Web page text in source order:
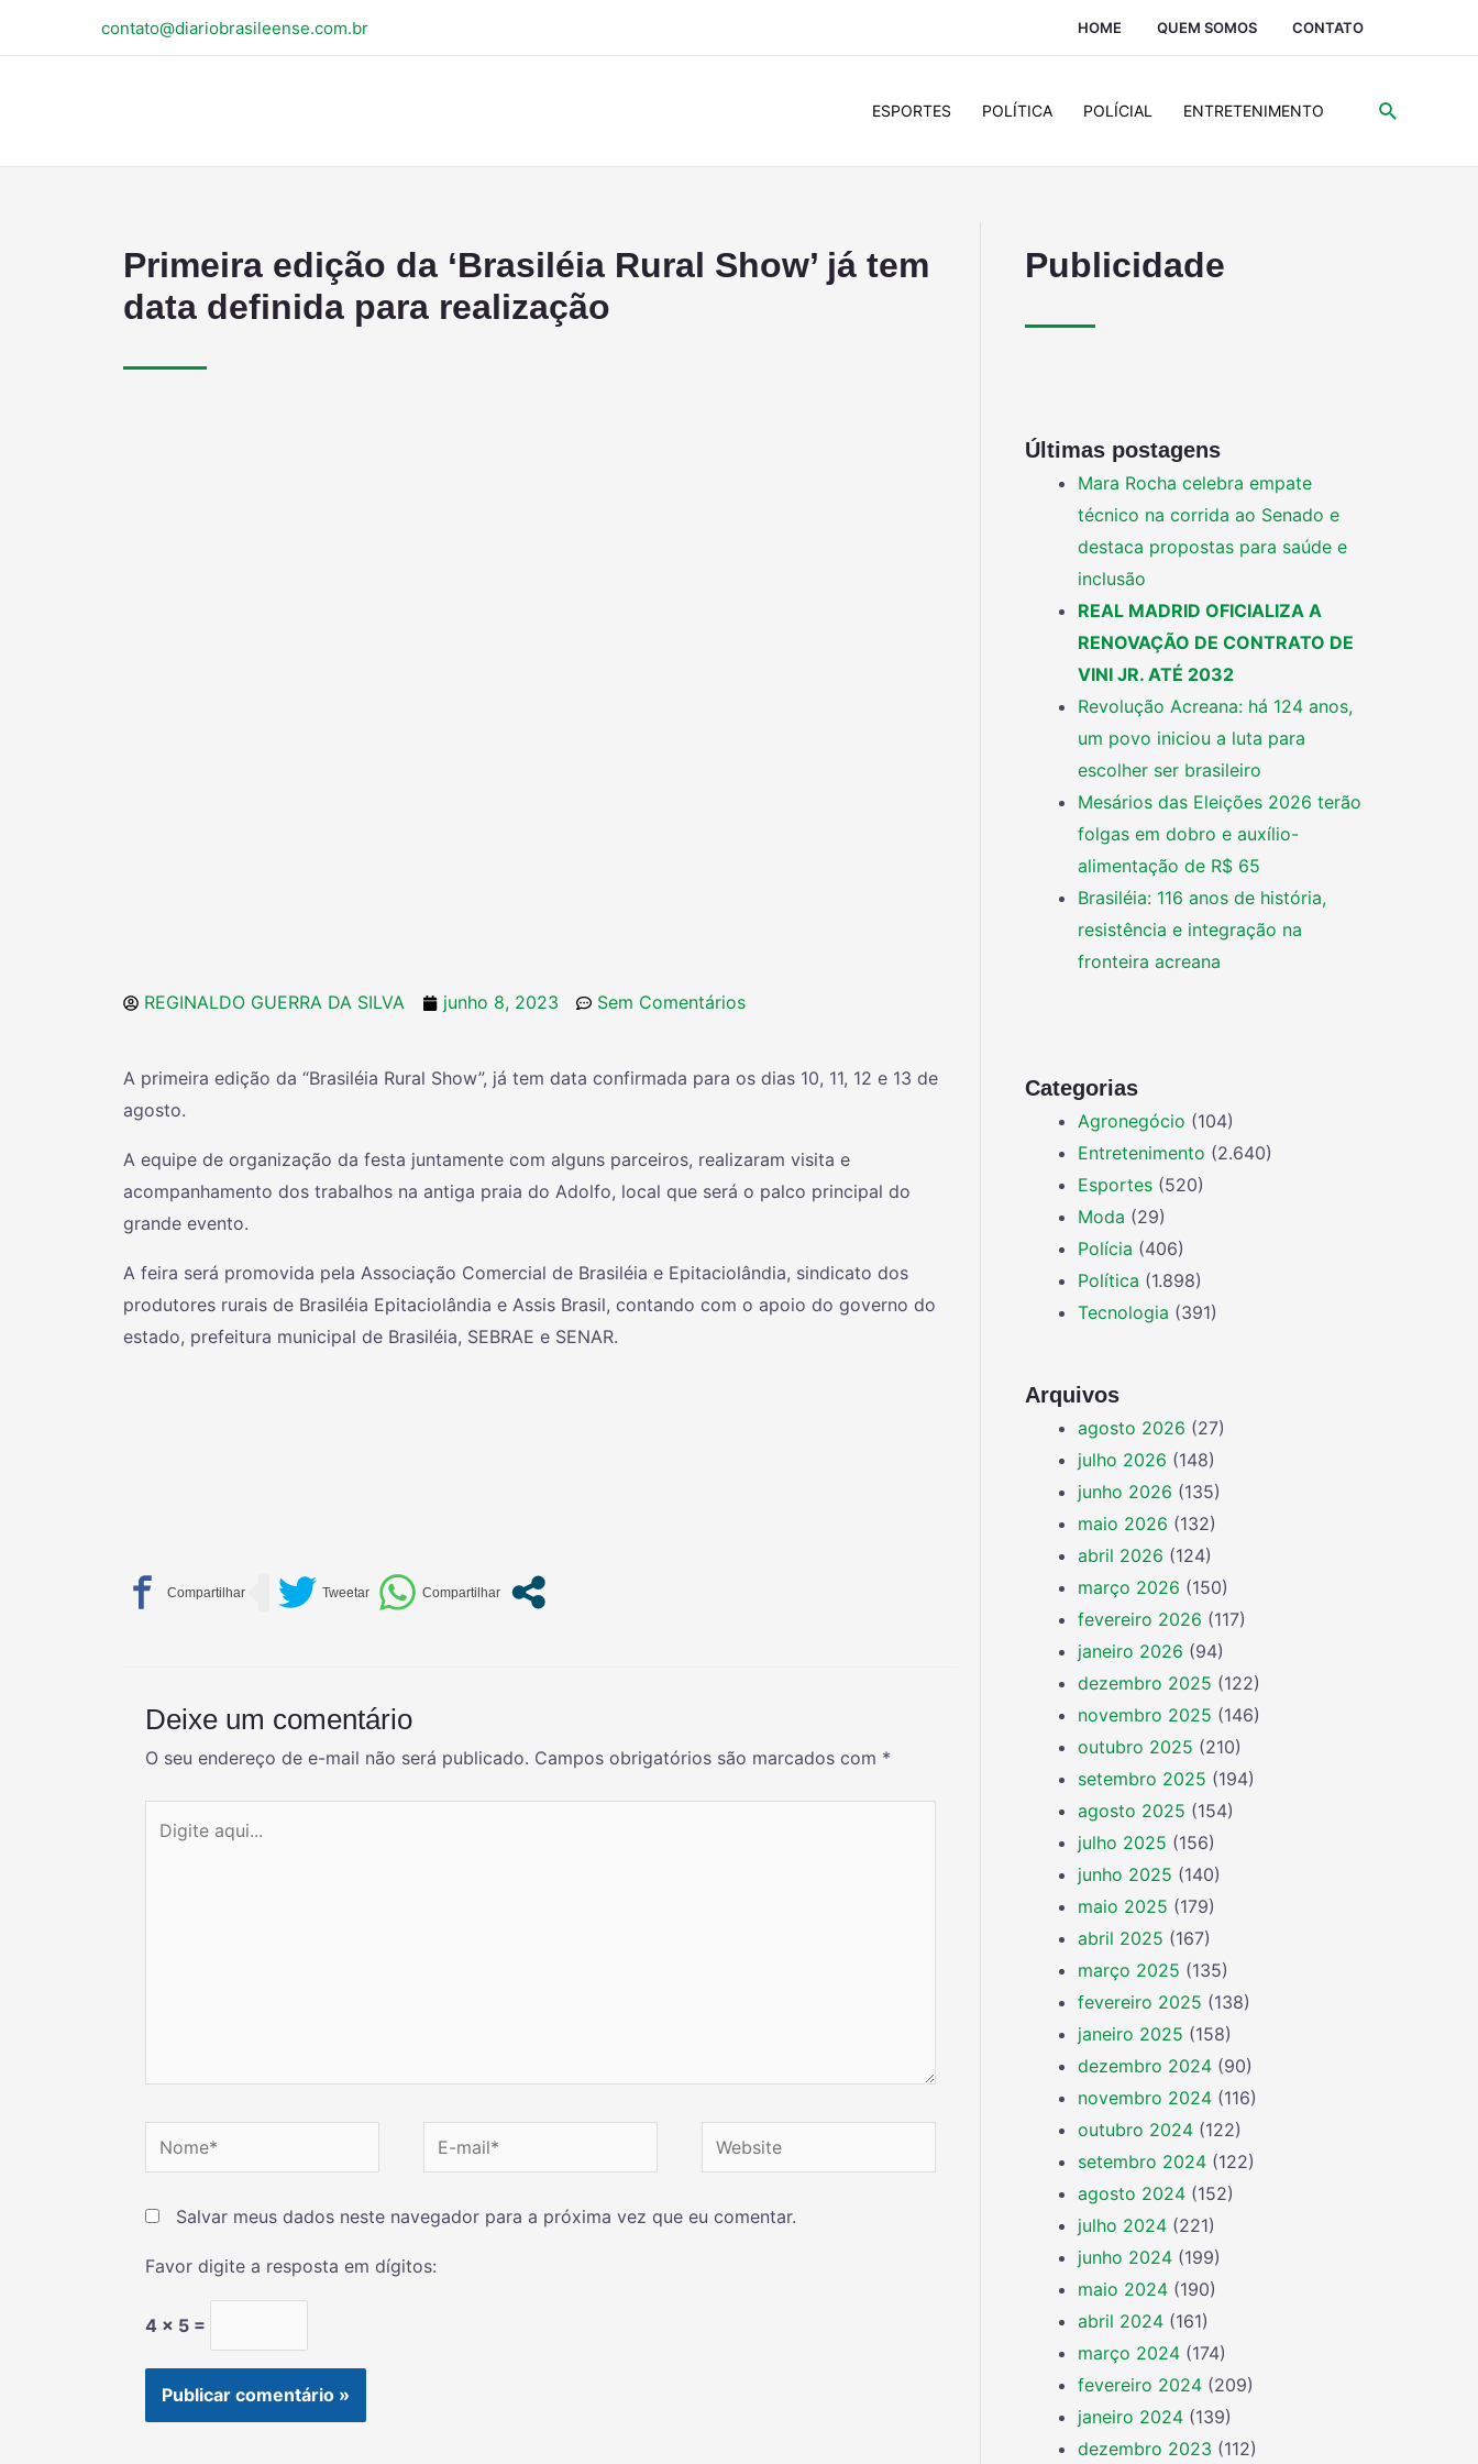
contato@diariobrasileense.com.br HOME QUEM SOMOS CONTATO
ESPORTES POLÍTICA POLÍCIAL ENTRETENIMENTO
Primeira edição da ‘Brasiléia Rural Show’ já tem
data definida para realização
REGINALDO GUERRA DA SILVA junho 8, 2023 Sem Comentários
A primeira edição da “Brasiléia Rural Show”, já tem data confirmada para os dias 10, 11, 12 e 13 de
agosto.
A equipe de organização da festa juntamente com alguns parceiros, realizaram visita e
acompanhamento dos trabalhos na antiga praia do Adolfo, local que será o palco principal do
grande evento.
A feira será promovida pela Associação Comercial de Brasiléia e Epitaciolândia, sindicato dos
produtores rurais de Brasiléia Epitaciolândia e Assis Brasil, contando com o apoio do governo do
estado, prefeitura municipal de Brasiléia, SEBRAE e SENAR.
Deixe um comentário
O seu endereço de e-mail não será publicado. Campos obrigatórios são marcados com *
Salvar meus dados neste navegador para a próxima vez que eu comentar.
Favor digite a resposta em dígitos:
4 × 5 =
Publicidade
Últimas postagens
Mara Rocha celebra empate
técnico na corrida ao Senado e
destaca propostas para saúde e
inclusão
REAL MADRID OFICIALIZA A
RENOVAÇÃO DE CONTRATO DE
VINI JR. ATÉ 2032
Revolução Acreana: há 124 anos,
um povo iniciou a luta para
escolher ser brasileiro
Mesários das Eleições 2026 terão
folgas em dobro e auxílio-
alimentação de R$ 65
Brasiléia: 116 anos de história,
resistência e integração na
fronteira acreana
Categorias
Agronegócio (104)
Entretenimento (2.640)
Esportes (520)
Moda (29)
Polícia (406)
Política (1.898)
Tecnologia (391)
Arquivos
agosto 2026 (27)
julho 2026 (148)
junho 2026 (135)
maio 2026 (132)
abril 2026 (124)
março 2026 (150)
fevereiro 2026 (117)
janeiro 2026 (94)
dezembro 2025 (122)
novembro 2025 (146)
outubro 2025 (210)
setembro 2025 (194)
agosto 2025 (154)
julho 2025 (156)
junho 2025 (140)
maio 2025 (179)
abril 2025 (167)
março 2025 (135)
fevereiro 2025 (138)
janeiro 2025 (158)
dezembro 2024 (90)
novembro 2024 (116)
outubro 2024 (122)
setembro 2024 (122)
agosto 2024 (152)
julho 2024 (221)
junho 2024 (199)
maio 2024 (190)
abril 2024 (161)
março 2024 (174)
fevereiro 2024 (209)
janeiro 2024 (139)
dezembro 2023 (112)